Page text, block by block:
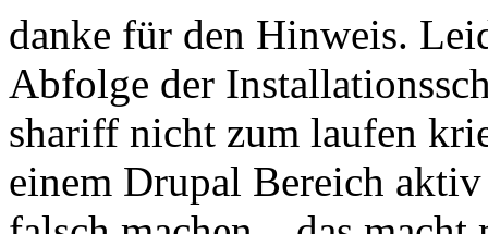
danke für den Hinweis.
Abfolge der
shariff nicht zum laufen
einem Drupal Bereich